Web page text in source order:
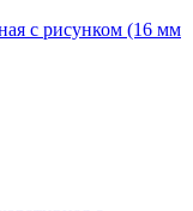
с рисунком (16 мм